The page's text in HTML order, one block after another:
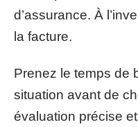
d’assurance. À
la facture.
Prenez le temps de
situation avant de
évaluation précise